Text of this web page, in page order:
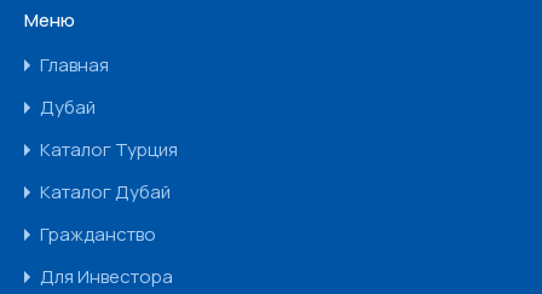
Меню
Главная
Дубай
Каталог Турция
Каталог Дубай
Гражданство
Для Инвестора